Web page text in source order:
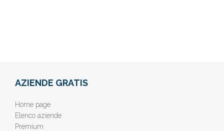
AZIENDE GRATIS
Home page
Elenco aziende
Premium